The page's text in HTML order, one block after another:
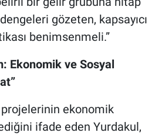
gözeten, kapsayıcı
benimsenmeli.”
Ekonomik ve Sosyal
ekonomik
ifade eden Yurdakul,